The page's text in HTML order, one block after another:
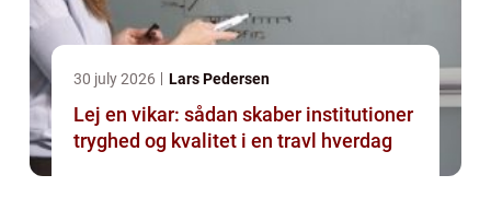
30 july 2026 Lars Pedersen
Lej en vikar: sådan skaber institutioner
tryghed og kvalitet i en travl hverdag